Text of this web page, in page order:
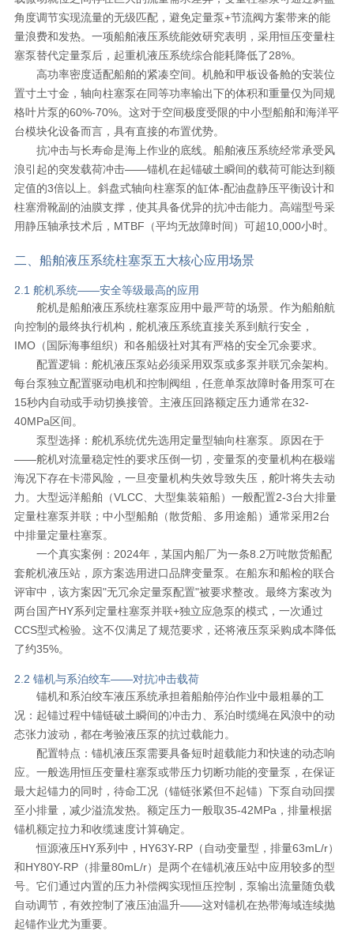
角度调节实现流量的无级匹配，避免定量泵+节流阀方案带来的能
量浪费和发热。一项船舶液压系统能效研究表明，采用恒压变量柱
塞泵替代定量泵后，起重机液压系统综合能耗降低了28%。
高功率密度适配船舶的紧凑空间。机舱和甲板设备舱的安装位
置寸土寸金，轴向柱塞泵在同等功率输出下的体积和重量仅为同规
格叶片泵的60%-70%。这对于空间极度受限的中小型船舶和海洋平
台模块化设备而言，具有直接的布置优势。
抗冲击与长寿命是海上作业的底线。船舶液压系统经常承受风
浪引起的突发载荷冲击——锚机在起锚破土瞬间的载荷可能达到额
定值的3倍以上。斜盘式轴向柱塞泵的缸体-配油盘静压平衡设计和
柱塞滑靴副的油膜支撑，使其具备优异的抗冲击能力。高端型号采
用静压轴承技术后，MTBF（平均无故障时间）可超10,000小时。
二、船舶液压系统柱塞泵五大核心应用场景
2.1 舵机系统——安全等级最高的应用
舵机是船舶液压系统柱塞泵应用中最严苛的场景。作为船舶航
向控制的最终执行机构，舵机液压系统直接关系到航行安全，
IMO（国际海事组织）和各船级社对其有严格的安全冗余要求。
配置逻辑：舵机液压泵站必须采用双泵或多泵并联冗余架构。
每台泵独立配置驱动电机和控制阀组，任意单泵故障时备用泵可在
15秒内自动或手动切换接管。主液压回路额定压力通常在32-
40MPa区间。
泵型选择：舵机系统优先选用定量型轴向柱塞泵。原因在于
——舵机对流量稳定性的要求压倒一切，变量泵的变量机构在极端
海况下存在卡滞风险，一旦变量机构失效导致失压，舵叶将失去动
力。大型远洋船舶（VLCC、大型集装箱船）一般配置2-3台大排量
定量柱塞泵并联；中小型船舶（散货船、多用途船）通常采用2台
中排量定量柱塞泵。
一个真实案例：2024年，某国内船厂为一条8.2万吨散货船配
套舵机液压站，原方案选用进口品牌变量泵。在船东和船检的联合
评审中，该方案因"无冗余定量泵配置"被要求整改。最终方案改为
两台国产HY系列定量柱塞泵并联+独立应急泵的模式，一次通过
CCS型式检验。这不仅满足了规范要求，还将液压泵采购成本降低
了约35%。
2.2 锚机与系泊绞车——对抗冲击载荷
锚机和系泊绞车液压系统承担着船舶停泊作业中最粗暴的工
况：起锚过程中锚链破土瞬间的冲击力、系泊时缆绳在风浪中的动
态张力波动，都在考验液压泵的抗过载能力。
配置特点：锚机液压泵需要具备短时超载能力和快速的动态响
应。一般选用恒压变量柱塞泵或带压力切断功能的变量泵，在保证
最大起锚力的同时，待命工况（锚链张紧但不起锚）下泵自动回摆
至小排量，减少溢流发热。额定压力一般取35-42MPa，排量根据
锚机额定拉力和收缆速度计算确定。
恒源液压HY系列中，HY63Y-RP（自动变量型，排量63mL/r）
和HY80Y-RP（排量80mL/r）是两个在锚机液压站中应用较多的型
号。它们通过内置的压力补偿阀实现恒压控制，泵输出流量随负载
自动调节，有效控制了液压油温升——这对锚机在热带海域连续抛
起锚作业尤为重要。